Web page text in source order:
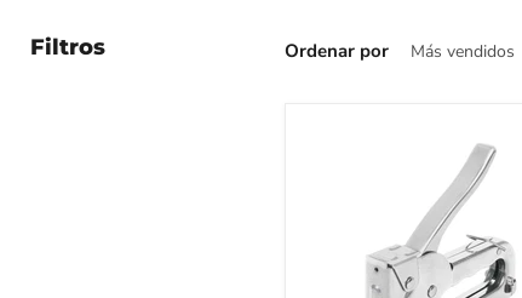
Filtros Ordenar por